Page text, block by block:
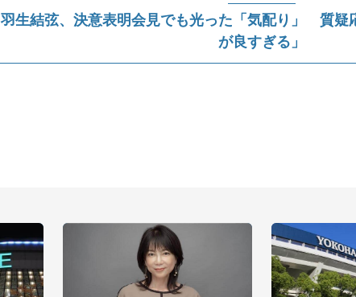
羽生結弦、決意表明会見でも光った「気配り」 質疑
が良すぎる」